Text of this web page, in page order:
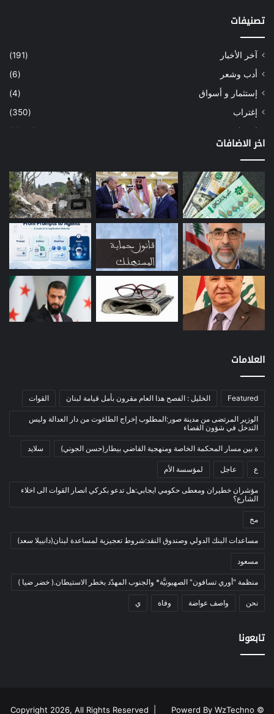
تصنيفات
آخر الأخبار
(191)
أدب وشعر
(6)
إستثمار و أسواق
(4)
إغتراب
(350)
إقتصاد
(1٬041)
إعمار
(3)
بيئة
(16)
دراسة
(24)
طاقة
(12)
مصارف
(168)
معادن
(1)
موازنة
نفط
اتصالات
(26)
الرئيسية
العالم العربي
المحكمة الخاصة
بيئة
أدب وشعر
(133)
إعلام
بروفايل
فنون
في مثل هذا اليوم
(79)
قصة
نقاش
اخر الاضافات
العلامات
Featured الخليل : الفصح هذا العام مقرون بأمل قيامة لبنان القوات
الوزير المرتضى من مدينة صور:المطلوب إخراج الطاغوت من دار العدالة وليس
التدخل في شؤون القضاء
ة بين مسار المحكمة الخاصة ومنهجية القاضي بيطار(حسن الجوني) سلايد
ع عاجل لمؤسسة الأم
مؤشران خطيران ومعطى حكومي ايجابي:هل تدعو بكركي انصار القوات الى اخلاء
الشارع؟
مخ
مساعدات البنك الدولي وصندوق النقد:شروط تعجيزية لمساعدة لبنان(دانييلا سعد)
مسعود
منظمة "أوري تسافون" الصهيونيَّة* والجنوب المهدّد بخطر الاستيطان.( خضر ضيا )
نحن واصف عواضة وفاة ي
تابعونا
© Copyright 2026, All Rights Reserved |
Powerd By WzTechno